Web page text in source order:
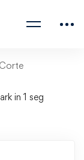
in 1 seg